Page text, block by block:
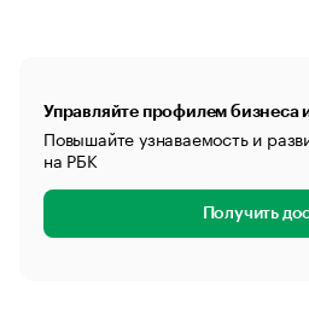
Управляйте профилем бизнеса
Повышайте узнаваемость и
на РБК
Получить